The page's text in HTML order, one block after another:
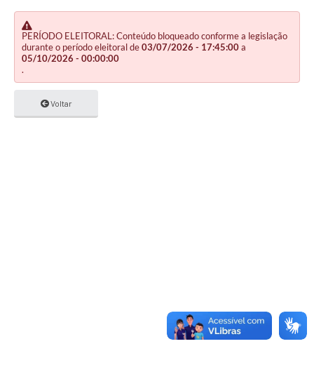
PERÍODO ELEITORAL: Conteúdo bloqueado conforme a legislação
durante o período eleitoral de03/07/2026 - 17:45:00a
05/10/2026 - 00:00:00
.
Voltar